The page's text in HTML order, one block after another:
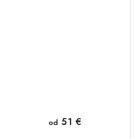
od 51 €